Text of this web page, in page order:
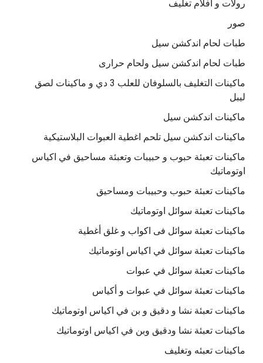
رولات و افلام تغليف
صور
طبات لحام اندكشن سيل
طبات لحام اندكشن سيل ولحام حرارى
ماكينات التغليف بالسلوفان للعلب 3 دي و ماكينات لصق
ليبل
ماكينات اندكشن سيل
ماكينات اندكشن سيل تلحم اغطية العبوات البلاستيكية
ماكينات تعبئة حبوب و حبيبات وتعبئة مساحيق في اكياس
اوتوماتيك
ماكينات تعبئة حبوب وحبيبات ومساحيق
ماكينات تعبئة سوائل اوتوماتيك
ماكينات تعبئة سوائل فى اكواب و غلق أغطية
ماكينات تعبئة سوائل في اكياس اوتوماتيك
ماكينات تعبئة سوائل في عبوات
ماكينات تعبئة سوائل في عبوات و أكياس
ماكينات تعبئة نشا و دقيق و بن في اكياس اوتوماتيك
ماكينات تعبئة نشا ودقيق وبن في اكياس اوتوماتيك
ماكينات تعبئه وتغليف